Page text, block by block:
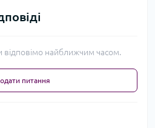
відповімо найближчим часом.
питання